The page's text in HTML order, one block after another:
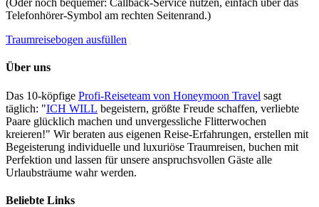
(Oder noch bequemer: Callback-Service nutzen, einfach über das
Telefonhörer-Symbol am rechten Seitenrand.)
Traumreisebogen ausfüllen
Über uns
Das 10-köpfige Profi-Reiseteam von Honeymoon Travel sagt
täglich: "ICH WILL begeistern, größte Freude schaffen, verliebte
Paare glücklich machen und unvergessliche Flitterwochen
kreieren!" Wir beraten aus eigenen Reise-Erfahrungen, erstellen mit
Begeisterung individuelle und luxuriöse Traumreisen, buchen mit
Perfektion und lassen für unsere anspruchsvollen Gäste alle
Urlaubsträume wahr werden.
Beliebte Links